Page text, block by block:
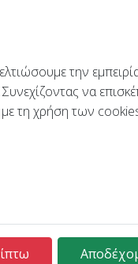
την
να
τη χρήση των